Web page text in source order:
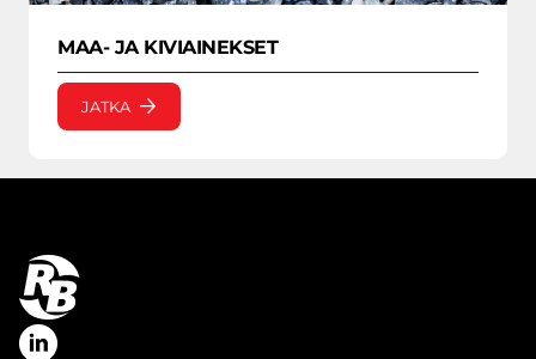
MAA- JA KIVIAINEKSET
JATKA